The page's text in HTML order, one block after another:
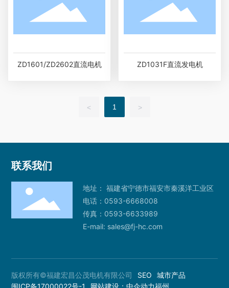
ZD1601/ZD2602直流电机 ZD1031F直流发电机
< 1 >
联系我们
地址： 福建省宁德市福安市秦溪洋工业区
电话： 0593-6668008
传真：0593-6633989
E-mail: sales@fj-hc.com
版权所有©福建宏昌公茂电机有限公司 SEO
城市产品
闽ICP备17000022号-1
网站建设：中企动力福州